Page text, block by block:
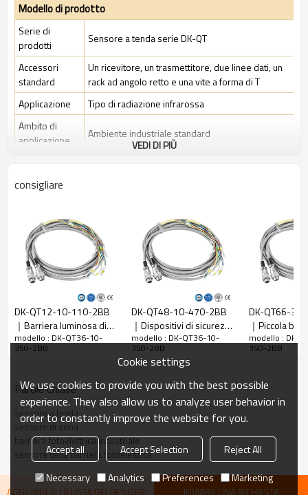
Modello di prodotto
Serie di
prodotti
Sensore a tenda serie DK-QT
Accessori
standard
Un ricevitore, un trasmettitore, due linee dati, un
rack ad angolo retto e una vite a forma di T
Applicazione
Tipo di radiazione infrarossa
Ambito di
applicazione
Ambiente industriale standard
Rapporto di
Controlla la
precisione
18 mm
Numero di
raggi
36
protezione
350 mm
La dimensione
complessiva
51mm*35mm*L, L è la lunghezza dell'emettitore e
del ricevitore.
rilevamento
30-6000 mm; 30-45000 mm
Tempo di
risposta
≤15 ms
Dati meccanici
Materiale
dell'alloggiamentoMetallo
VEDI DI PIÙ
consigliare
DK-QT12-10-110-2BB
｜Barriera luminosa di
sicurezza｜DADISICK
modello : DK-QT36-10-
350-2BB
DK-QT48-10-470-2BB
｜Dispositivi di sicurezza
macchina｜DADISICK
modello : DK-QT36-10-
350-2BB
DK-QT66-
｜Piccola
fotoelettrica
｜DADISICK
modello : DK-
350-2BB
Parole Chiave
sensore a tenda
sensore di zona
barriera fotoelettrica industriale
sensore della barriera fotoelettrica
AGGIUNGI ALLA LISTA DEI DESIDERI INVIARE UNA RICHIESTA
Cookie settings
We use cookies to provide you with the best possible
experience. They also allow us to analyze user behavior in
order to constantly improve the website for you.
Accept all Accept Selection
Reject All
Necessary
Analytics Preferences Marketing